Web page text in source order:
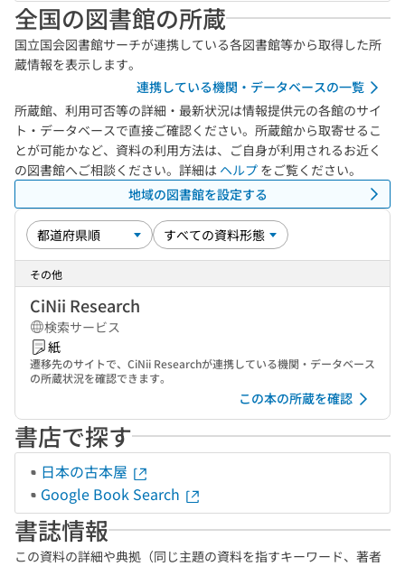
全国の図書館の所蔵
国立国会図書館サーチが連携している各図書館等から取得した所
蔵情報を表示します。
連携している機関・データベースの一覧
所蔵館、利用可否等の詳細・最新状況は情報提供元の各館のサイ
ト・データベースで直接ご確認ください。所蔵館から取寄せるこ
とが可能かなど、資料の利用方法は、ご自身が利用されるお近く
の図書館へご相談ください。詳細は ヘルプ をご覧ください。
地域の図書館を設定する
その他
CiNii Research
検索サービス
紙
遷移先のサイトで、CiNii Researchが連携している機関・データベース
の所蔵状況を確認できます。
この本の所蔵を確認
書店で探す
日本の古本屋
Google Book Search
書誌情報
この資料の詳細や典拠（同じ主題の資料を指すキーワード、著者